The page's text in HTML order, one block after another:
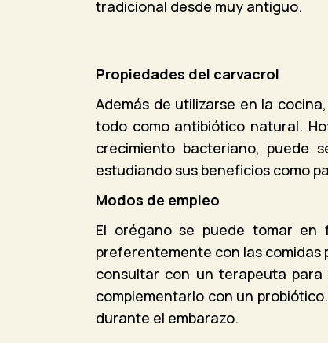
tradicional desde muy antiguo.
Propiedades del carvacrol
Además de utilizarse en la
todo como antibiótico natural.
crecimiento bacteriano, puede
estudiando sus beneficios como
Modos de empleo
El orégano se puede tomar en
preferentemente con las comidas
consultar con un terapeuta
complementarlo con un
durante el embarazo.